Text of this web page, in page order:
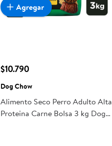
$10.790
Dog Chow
Alimento Seco Perro Adulto Alta
Proteina Carne Bolsa 3 kg Dog
Agregar